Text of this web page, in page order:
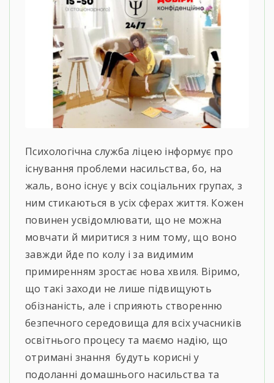
Психологічна служба ліцею інформує про
існування проблеми насильства, бо, на
жаль, воно існує у всіх соціальних групах, з
ним стикаються в усіх сферах життя. Кожен
повинен усвідомлювати, що не можна
мовчати й миритися з ним тому, що воно
завжди йде по колу і за видимим
примиренням зростає нова хвиля. Віримо,
що такі заходи не лише підвищують
обізнаність, але і сприяють створенню
безпечного середовища для всіх учасників
освітнього процесу та маємо надію, що
отримані знання будуть корисні у
подоланні домашнього насильства та